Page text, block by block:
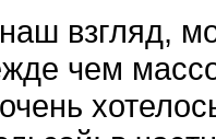
взгляд,
чем